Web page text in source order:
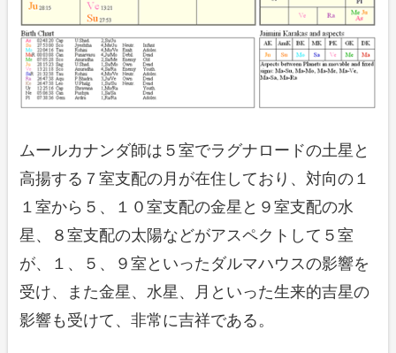
ムールカナンダ師は５室でラグナロードの土星と
高揚する７室支配の月が在住しており、対向の１
１室から５、１０室支配の金星と９室支配の水
星、８室支配の太陽などがアスペクトして５室
が、１、５、９室といったダルマハウスの影響を
受け、また金星、水星、月といった生来的吉星の
影響も受けて、非常に吉祥である。